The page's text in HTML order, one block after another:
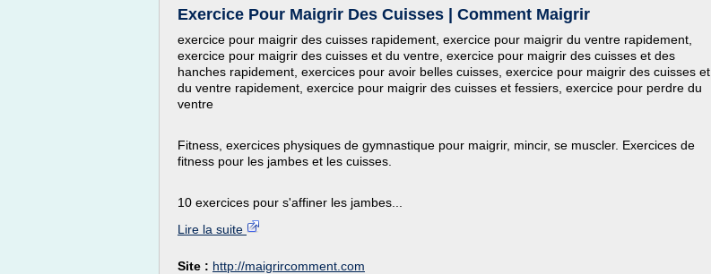
Exercice Pour Maigrir Des Cuisses | Comment Maigrir
exercice pour maigrir des cuisses rapidement, exercice pour maigrir du ventre rapidement,
exercice pour maigrir des cuisses et du ventre, exercice pour maigrir des cuisses et des
hanches rapidement, exercices pour avoir belles cuisses, exercice pour maigrir des cuisses et
du ventre rapidement, exercice pour maigrir des cuisses et fessiers, exercice pour perdre du
ventre
Fitness, exercices physiques de gymnastique pour maigrir, mincir, se muscler. Exercices de
fitness pour les jambes et les cuisses.
10 exercices pour s'affiner les jambes...
Lire la suite
Site : http://maigrircomment.com